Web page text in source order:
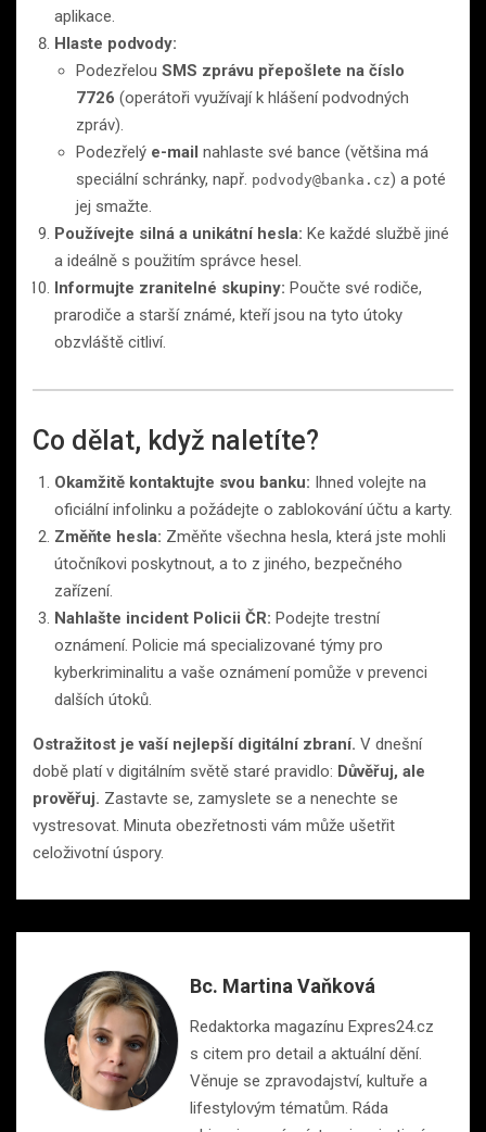
aplikace.
Hlaste podvody:
Podezřelou SMS zprávu přepošlete na číslo
7726 (operátoři využívají k hlášení podvodných
zpráv).
Podezřelý e-mail nahlaste své bance (většina má
speciální schránky, např. podvody@banka.cz) a poté
jej smažte.
Používejte silná a unikátní hesla: Ke každé službě jiné
a ideálně s použitím správce hesel.
Informujte zranitelné skupiny: Poučte své rodiče,
prarodiče a starší známé, kteří jsou na tyto útoky
obzvláště citliví.
Co dělat, když naletíte?
Okamžitě kontaktujte svou banku: Ihned volejte na
oficiální infolinku a požádejte o zablokování účtu a karty.
Změňte hesla: Změňte všechna hesla, která jste mohli
útočníkovi poskytnout, a to z jiného, bezpečného
zařízení.
Nahlašte incident Policii ČR: Podejte trestní
oznámení. Policie má specializované týmy pro
kyberkriminalitu a vaše oznámení pomůže v prevenci
dalších útoků.
Ostražitost je vaší nejlepší digitální zbraní. V dnešní
době platí v digitálním světě staré pravidlo: Důvěřuj, ale
prověřuj. Zastavte se, zamyslete se a nenechte se
vystresovat. Minuta obezřetnosti vám může ušetřit
celoživotní úspory.
Bc. Martina Vaňková
Redaktorka magazínu Expres24.cz
s citem pro detail a aktuální dění.
Věnuje se zpravodajství, kultuře a
lifestylovým tématům. Ráda